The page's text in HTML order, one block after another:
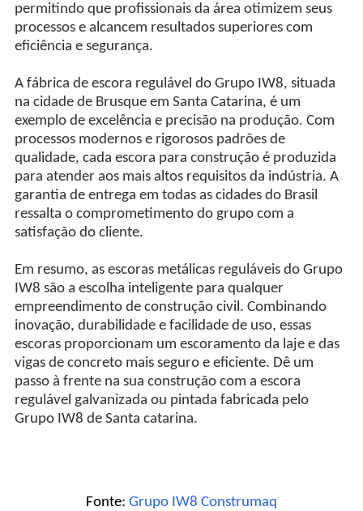
permitindo que profissionais da área otimizem seus
processos e alcancem resultados superiores com
eficiência e segurança.
A fábrica de escora regulável do Grupo IW8, situada
na cidade de Brusque em Santa Catarina, é um
exemplo de excelência e precisão na produção. Com
processos modernos e rigorosos padrões de
qualidade, cada escora para construção é produzida
para atender aos mais altos requisitos da indústria. A
garantia de entrega em todas as cidades do Brasil
ressalta o comprometimento do grupo com a
satisfação do cliente.
Em resumo, as escoras metálicas reguláveis do Grupo
IW8 são a escolha inteligente para qualquer
empreendimento de construção civil. Combinando
inovação, durabilidade e facilidade de uso, essas
escoras proporcionam um escoramento da laje e das
vigas de concreto mais seguro e eficiente. Dê um
passo à frente na sua construção com a escora
regulável galvanizada ou pintada fabricada pelo
Grupo IW8 de Santa catarina.
Fonte: Grupo IW8 Construmaq